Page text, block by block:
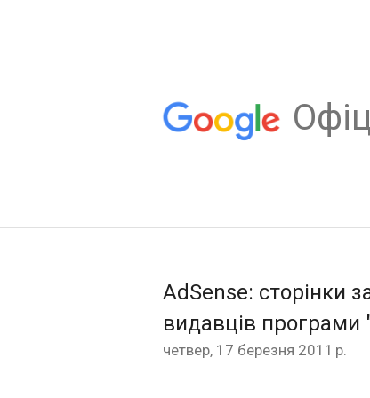
AdSense: сторінки
видавців програми
четвер, 17 березня 2011 р.